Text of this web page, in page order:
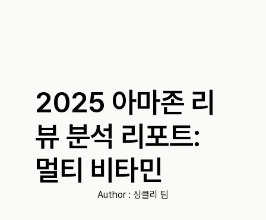
2025 아마존 리
뷰 분석 리포트:
멀티 비타민
Author : 싱클리 팀